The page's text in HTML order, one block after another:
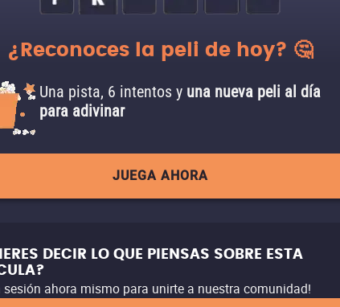
¿Reconoces la peli de hoy? 🤔
Una pista, 6 intentos y una nueva peli al día
para adivinar
JUEGA AHORA
DECIR LO QUE PIENSAS SOBRE ESTA
sesión ahora mismo para unirte a nuestra comunidad!